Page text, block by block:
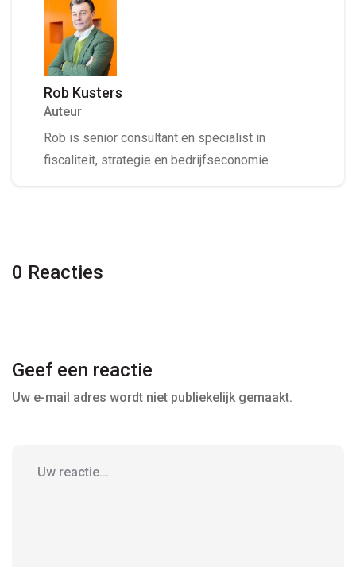
Rob Kusters
Auteur
Rob is senior consultant en specialist in
fiscaliteit, strategie en bedrijfseconomie
0 Reacties
Geef een reactie
Uw e-mail adres wordt niet publiekelijk gemaakt.